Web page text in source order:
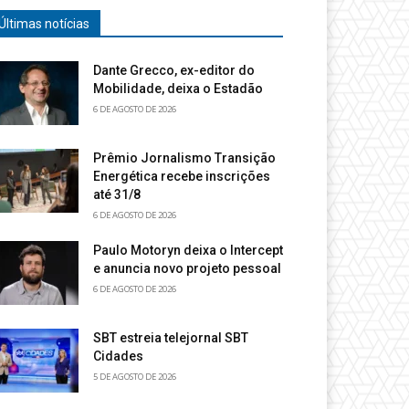
notícias
Dante Grecco, ex-editor do
Mobilidade, deixa o Estadão
6 DE AGOSTO DE 2026
Prêmio Jornalismo Transição
Energética recebe inscrições
até 31/8
6 DE AGOSTO DE 2026
Paulo Motoryn deixa o Intercept
e anuncia novo projeto pessoal
6 DE AGOSTO DE 2026
SBT estreia telejornal SBT
Cidades
5 DE AGOSTO DE 2026